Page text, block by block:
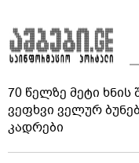
70 წელზე მეტი
ვეფხვი ველურ
კადრები